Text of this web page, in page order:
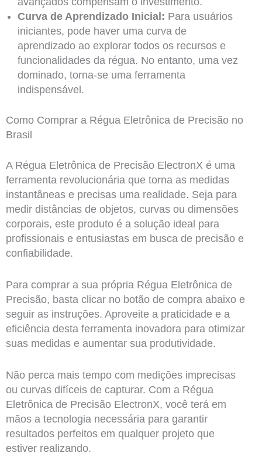
Curva de Aprendizado Inicial: Para usuários
iniciantes, pode haver uma curva de
aprendizado ao explorar todos os recursos e
funcionalidades da régua. No entanto, uma vez
dominado, torna-se uma ferramenta
indispensável.
Como Comprar a Régua Eletrônica de Precisão no
Brasil
A Régua Eletrônica de Precisão ElectronX é uma
ferramenta revolucionária que torna as medidas
instantâneas e precisas uma realidade. Seja para
medir distâncias de objetos, curvas ou dimensões
corporais, este produto é a solução ideal para
profissionais e entusiastas em busca de precisão e
confiabilidade.
Para comprar a sua própria Régua Eletrônica de
Precisão, basta clicar no botão de compra abaixo e
seguir as instruções. Aproveite a praticidade e a
eficiência desta ferramenta inovadora para otimizar
suas medidas e aumentar sua produtividade.
Não perca mais tempo com medições imprecisas
ou curvas difíceis de capturar. Com a Régua
Eletrônica de Precisão ElectronX, você terá em
mãos a tecnologia necessária para garantir
resultados perfeitos em qualquer projeto que
estiver realizando.